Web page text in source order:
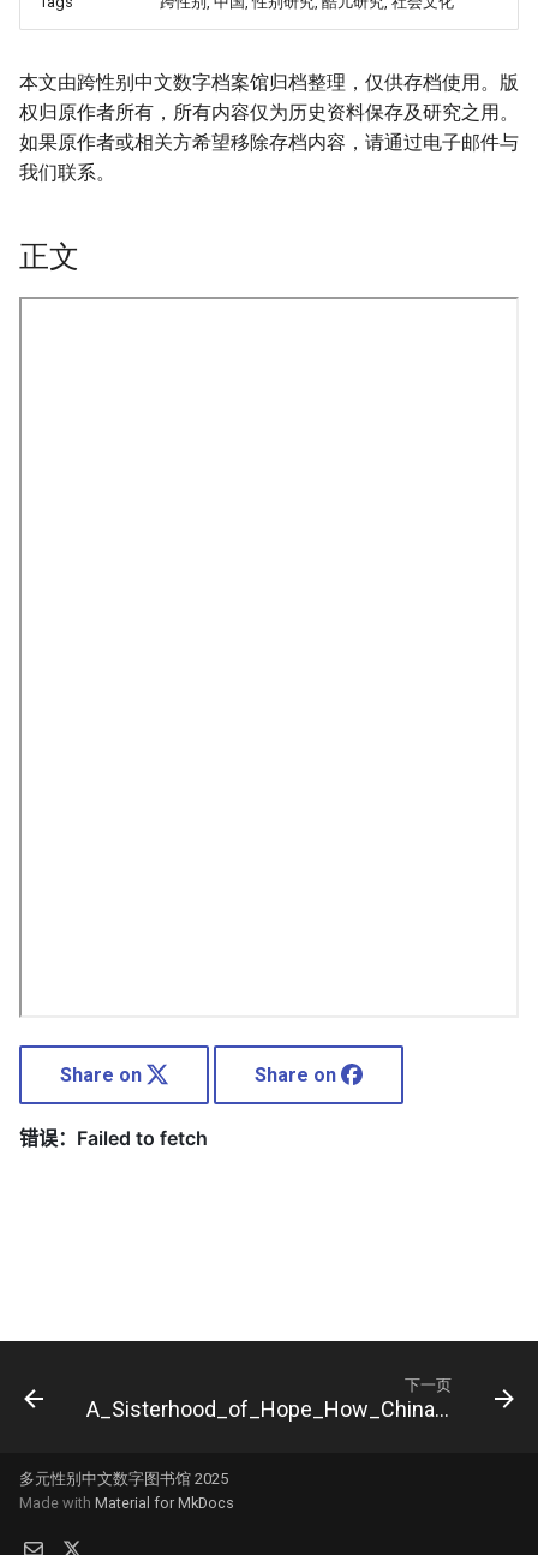
本文由跨性别中文数字档案馆归档整理，仅供存档使用。版
权归原作者所有，所有内容仅为历史资料保存及研究之用。
如果原作者或相关方希望移除存档内容，请通过电子邮件与
我们联系。
正文
Share on Share on
下一页
A_Sisterhood_of_Hope_How_Chinas_Transgender_Sex_Workers
多元性别中文数字图书馆 2025
Made with Material for MkDocs